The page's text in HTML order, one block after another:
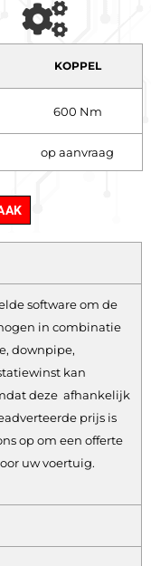
KOPPEL
600 Nm
op aanvraag
software om de
in combinatie
downpipe,
kan
deze afhankelijk
prijs is
op om een offerte
uw voertuig.